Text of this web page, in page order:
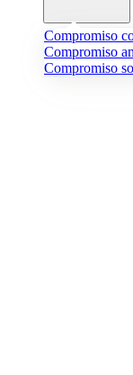
Compromiso
Compromiso
Compromiso